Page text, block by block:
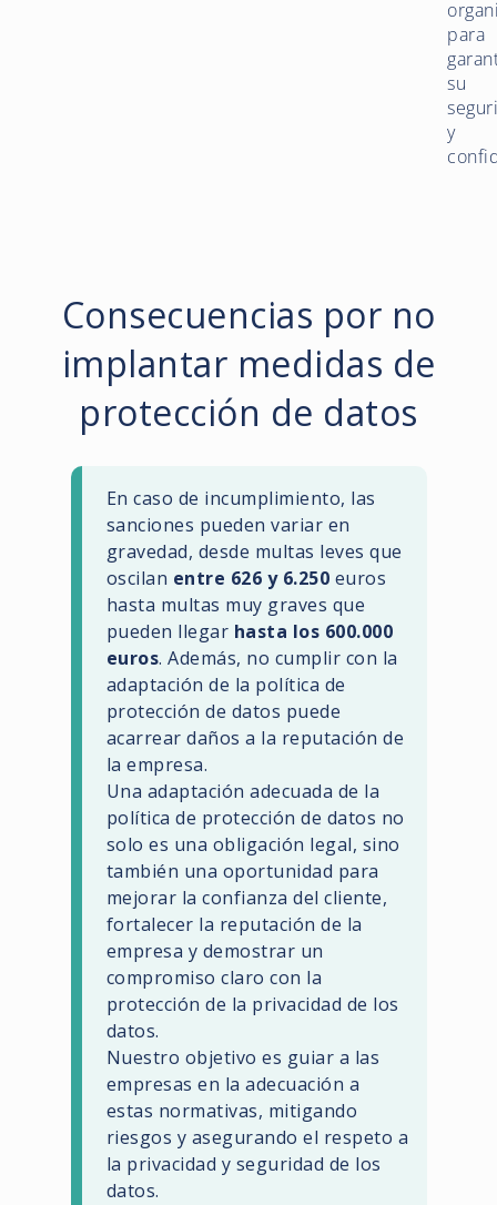
para
su
y
Consecuencias por no
implantar medidas de
protección de datos
En caso de incumplimiento, las
sanciones pueden variar en
gravedad, desde multas leves que
oscilan entre 626 y 6.250 euros
hasta multas muy graves que
pueden llegar hasta los 600.000
euros. Además, no cumplir con la
adaptación de la política de
protección de datos puede
acarrear daños a la reputación de
la empresa.
Una adaptación adecuada de la
política de protección de datos no
solo es una obligación legal, sino
también una oportunidad para
mejorar la confianza del cliente,
fortalecer la reputación de la
empresa y demostrar un
compromiso claro con la
protección de la privacidad de los
datos.
Nuestro objetivo es guiar a las
empresas en la adecuación a
estas normativas, mitigando
riesgos y asegurando el respeto a
la privacidad y seguridad de los
datos.